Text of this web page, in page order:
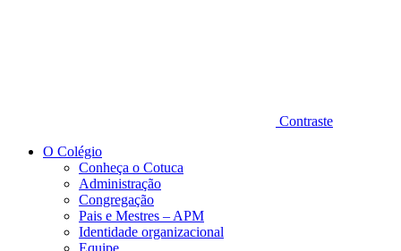
Contraste
O Colégio
Conheça o Cotuca
Administração
Congregação
Pais e Mestres – APM
Identidade organizacional
Equipe